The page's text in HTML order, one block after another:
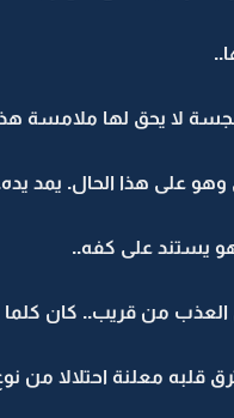
لا يحق لها ملامسة هذا
على هذا الحال. يمد
يستند على كفه..
من قريب.. كان
قلبه معلنة احتلالا من